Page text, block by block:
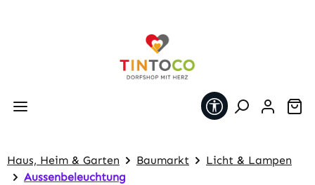
Werkzeugleiste
Haus, Heim & Garten Baumarkt
Licht & Lampen
Aussenbeleuchtung